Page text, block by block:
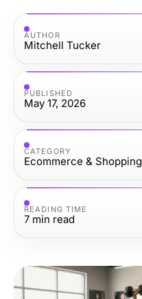
AUTHOR
Mitchell Tucker
PUBLISHED
May 17, 2026
CATEGORY
Ecommerce & Shopping
READING TIME
7 min read